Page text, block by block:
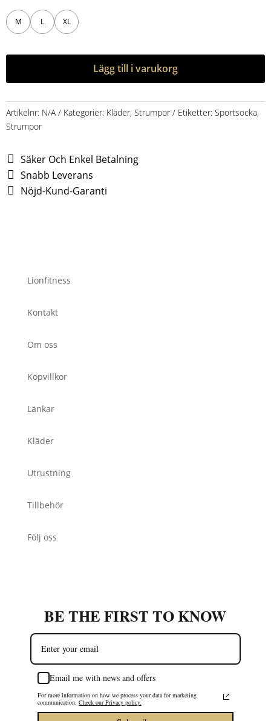
M L XL
Lägg till i varukorg
Artikelnr: N/A Kategorier: Kläder, Strumpor Etiketter: Sportsocka,
Strumpor
Säker Och Enkel Betalning
Snabb Leverans
Nöjd-Kund-Garanti
Lionfitness
Kontakt
Om oss
Köpvillkor
Länkar
Kläder
Utrustning
Tillbehör
Följ oss
BE THE FIRST TO KNOW
Email me with news and offers
For more information on how we process your data for marketing
communication. Check our Privacy policy.